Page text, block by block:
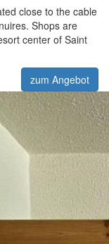
close to the cable
Shops are
center of Saint
zum Angebot